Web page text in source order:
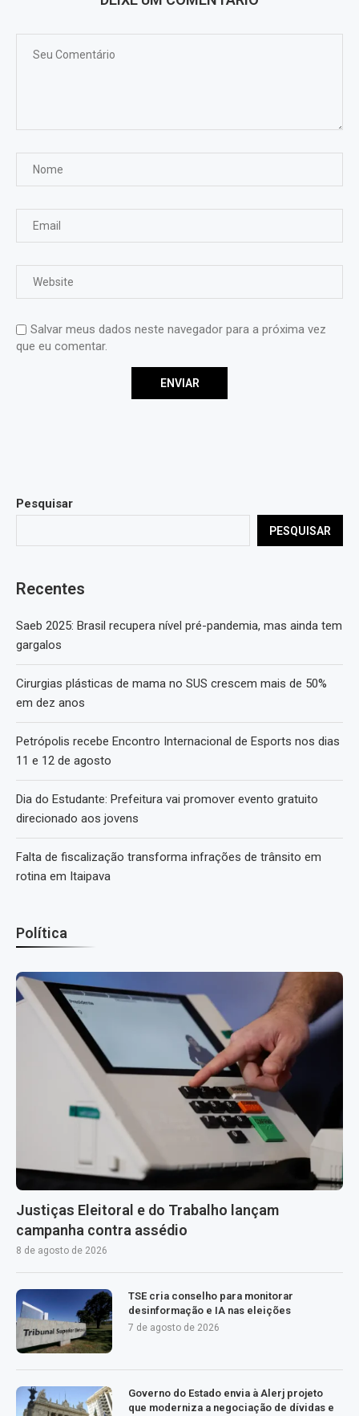
Salvar meus dados neste navegador para a próxima vez
que eu comentar.
Pesquisar
PESQUISAR
Recentes
Saeb 2025: Brasil recupera nível pré-pandemia, mas ainda tem
gargalos
Cirurgias plásticas de mama no SUS crescem mais de 50%
em dez anos
Petrópolis recebe Encontro Internacional de Esports nos dias
11 e 12 de agosto
Dia do Estudante: Prefeitura vai promover evento gratuito
direcionado aos jovens
Falta de fiscalização transforma infrações de trânsito em
rotina em Itaipava
Política
Justiças Eleitoral e do Trabalho lançam
campanha contra assédio
8 de agosto de 2026
TSE cria conselho para monitorar
desinformação e IA nas eleições
7 de agosto de 2026
Governo do Estado envia à Alerj projeto
que moderniza a negociação de dívidas e